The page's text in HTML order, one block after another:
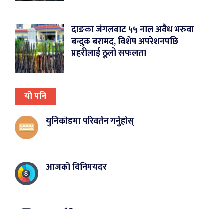
दाङका जंगलबाट ५५ नाल अवैध भरुवा
बन्दुक बरामद, विशेष अपरेशनपछि
प्रहरीलाई ठूलो सफलता
यो पनि
युनिकोडमा परिवर्तन गर्नुहोस्
आजको विनिमयदर